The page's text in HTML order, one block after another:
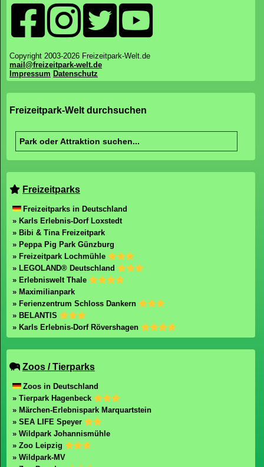
Copyright 2003-2026 Freizeitpark-Welt.de
mail@freizeitpark-welt.de
Impressum Datenschutz
Freizeitpark-Welt durchsuchen
Freizeitparks
Freizeitparks in Deutschland
» Karls Erlebnis-Dorf Loxstedt
» Bibi & Tina Freizeitpark
» Peppa Pig Park Günzburg
» Freizeitpark Lochmühle
» LEGOLAND® Deutschland
» Erlebniswelt Thale
» Maximilianpark
» Ferienzentrum Schloss Dankern
» BELANTIS
» Karls Erlebnis-Dorf Rövershagen
Zoos / Tierparks
Zoos in Deutschland
» Tierpark Hagenbeck
» Märchen-Erlebnispark Marquartstein
» SEA LIFE Speyer
» Wildpark Johannismühle
» Zoo Leipzig
» Wildpark-MV